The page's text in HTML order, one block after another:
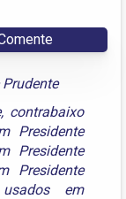
, contrabaixo
Presidente
Presidente
Presidente
em